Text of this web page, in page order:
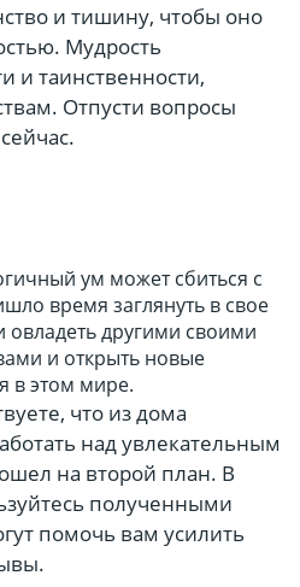
и тишину, чтобы оно
Мудрость
и таинственности,
Отпусти вопросы
ум может сбиться с
время заглянуть в свое
другими своими
и открыть новые
в этом мире.
что из дома
над увлекательным
на второй план. В
полученными
помочь вам усилить